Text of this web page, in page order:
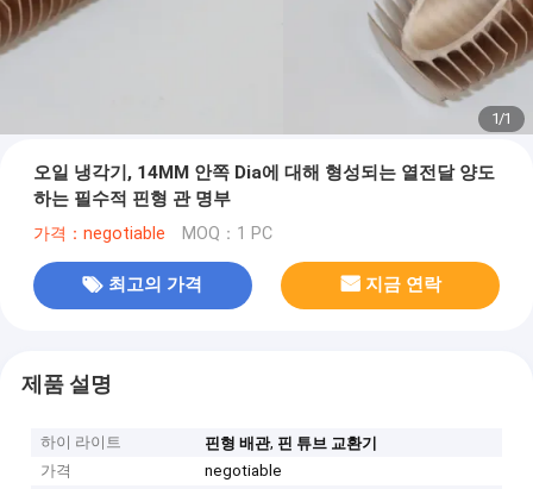
1/1
오일 냉각기, 14MM 안쪽 Dia에 대해 형성되는 열전달 양도
하는 필수적 핀형 관 명부
가격：negotiable MOQ：1 PC
최고의 가격 지금 연락
제품 설명
하이 라이트 핀형 배관, 핀 튜브 교환기
가격
negotiable